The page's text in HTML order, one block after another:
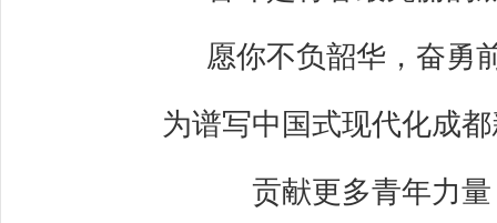
愿你不负韶华，奋勇
为谱写中国式现代化成
贡献更多青年力量